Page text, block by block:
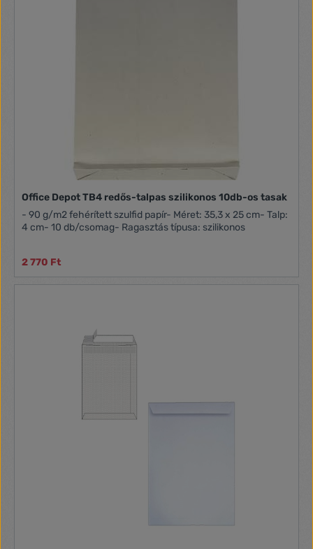
Office Depot TB4 redős-talpas szilikonos 10db-os tasak
- 90 g/m2 fehérített szulfid papír- Méret: 35,3 x 25 cm- Talp:
4 cm- 10 db/csomag- Ragasztás típusa: szilikonos
2 770 Ft